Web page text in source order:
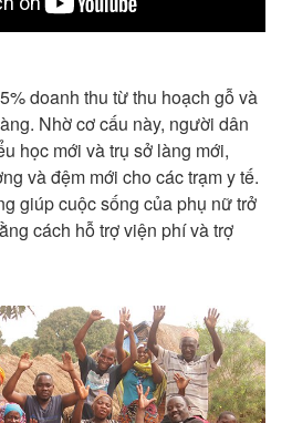
doanh thu từ thu hoạch gỗ và
Nhờ cơ cấu này, người dân
học mới và trụ sở làng mới,
và đệm mới cho các trạm y tế.
giúp cuộc sống của phụ nữ trở
cách hỗ trợ viện phí và trợ